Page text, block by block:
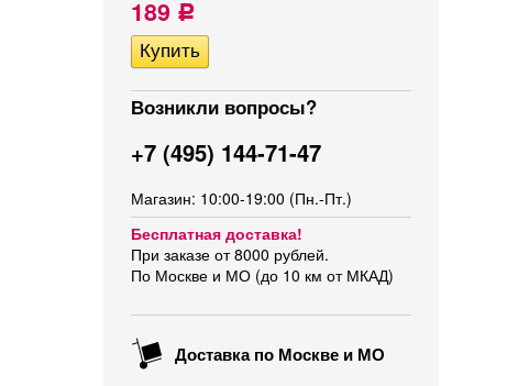
189 Р
Возникли вопросы?
+7 (495) 144-71-47
Магазин: 10:00-19:00 (Пн.-Пт.)
Бесплатная доставка!
При заказе от 8000 рублей.
По Москве и МО (до 10 км от МКАД)
Доставка по Москве и МО